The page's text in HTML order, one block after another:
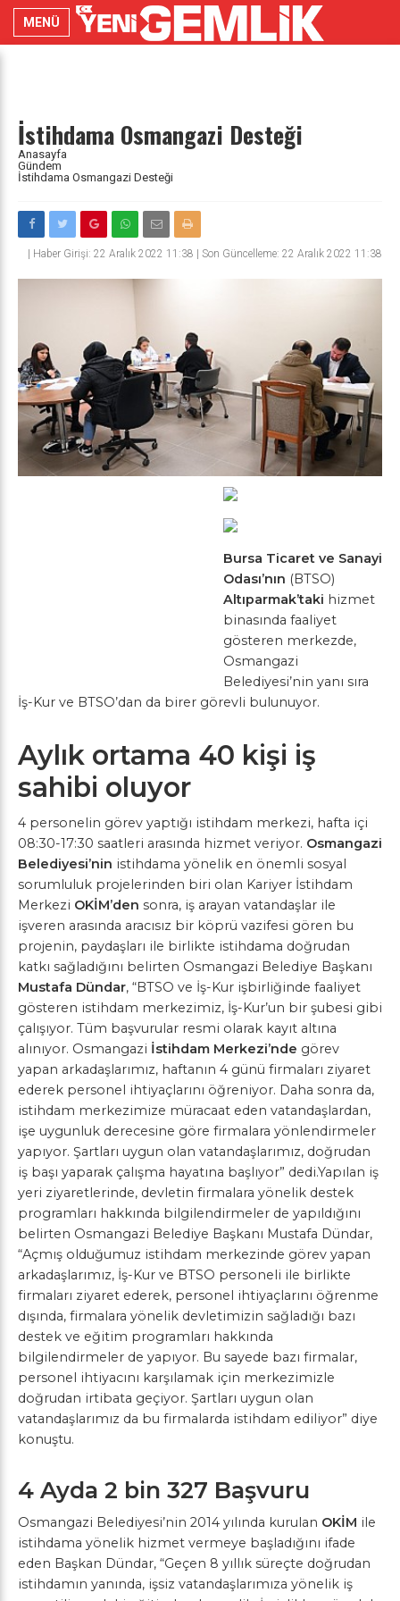
MENÜ
İstihdama Osmangazi Desteği
Anasayfa
Gündem
İstihdama Osmangazi Desteği
Haber Girişi: 22 Aralık 2022 11:38 | Son Güncelleme: 22 Aralık 2022 11:38
Bursa Ticaret ve Sanayi
Odası’nın (BTSO)
Altıparmak’taki hizmet
binasında faaliyet
gösteren merkezde,
Osmangazi
Belediyesi’nin yanı sıra
İş-Kur ve BTSO’dan da birer görevli bulunuyor.
Aylık ortama 40 kişi iş
sahibi oluyor
4 personelin görev yaptığı istihdam merkezi, hafta içi
08:30-17:30 saatleri arasında hizmet veriyor. Osmangazi
Belediyesi’nin istihdama yönelik en önemli sosyal
sorumluluk projelerinden biri olan Kariyer İstihdam
Merkezi OKİM’den sonra, iş arayan vatandaşlar ile
işveren arasında aracısız bir köprü vazifesi gören bu
projenin, paydaşları ile birlikte istihdama doğrudan
katkı sağladığını belirten Osmangazi Belediye Başkanı
Mustafa Dündar, “BTSO ve İş-Kur işbirliğinde faaliyet
gösteren istihdam merkezimiz, İş-Kur’un bir şubesi gibi
çalışıyor. Tüm başvurular resmi olarak kayıt altına
alınıyor. Osmangazi İstihdam Merkezi’nde görev
yapan arkadaşlarımız, haftanın 4 günü firmaları ziyaret
ederek personel ihtiyaçlarını öğreniyor. Daha sonra da,
istihdam merkezimize müracaat eden vatandaşlardan,
işe uygunluk derecesine göre firmalara yönlendirmeler
yapıyor. Şartları uygun olan vatandaşlarımız, doğrudan
iş başı yaparak çalışma hayatına başlıyor” dedi.Yapılan iş
yeri ziyaretlerinde, devletin firmalara yönelik destek
programları hakkında bilgilendirmeler de yapıldığını
belirten Osmangazi Belediye Başkanı Mustafa Dündar,
“Açmış olduğumuz istihdam merkezinde görev yapan
arkadaşlarımız, İş-Kur ve BTSO personeli ile birlikte
firmaları ziyaret ederek, personel ihtiyaçlarını öğrenme
dışında, firmalara yönelik devletimizin sağladığı bazı
destek ve eğitim programları hakkında
bilgilendirmeler de yapıyor. Bu sayede bazı firmalar,
personel ihtiyacını karşılamak için merkezimizle
doğrudan irtibata geçiyor. Şartları uygun olan
vatandaşlarımız da bu firmalarda istihdam ediliyor” diye
konuştu.
4 Ayda 2 bin 327 Başvuru
Osmangazi Belediyesi’nin 2014 yılında kurulan OKİM ile
istihdama yönelik hizmet vermeye başladığını ifade
eden Başkan Dündar, “Geçen 8 yıllık süreçte doğrudan
istihdamın yanında, işsiz vatandaşlarımıza yönelik iş